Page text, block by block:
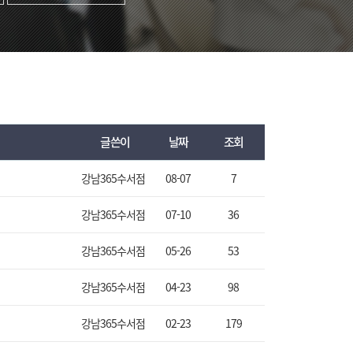
글쓴이 날짜 조회
강남365수서점 08-07 7
강남365수서점 07-10 36
강남365수서점 05-26 53
강남365수서점 04-23 98
강남365수서점 02-23 179